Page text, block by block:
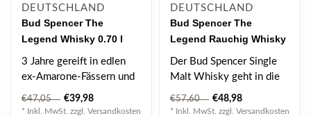
DEUTSCHLAND
Bud Spencer The
Legend Whisky 0.70 l
46% vol * (Etikett/Label
leicht beschädigt)
3 Jahre gereift in edlen
ex-Amarone-Fässern und
ex-Bourbon-Fässern.
100% reine..
€47,05 €39,98
* Inkl. MwSt. zzgl. Versandkosten
DEUTSCHLAND
Bud Spencer The
Legend Rauchig Whisky
0.70 l 49% vol *
(Etikett/Label leicht
Der Bud Spencer Single
Malt Whisky geht in die
zweite Runde. Für alle
harten Ju..
€57,60 €48,98
* Inkl. MwSt. zzgl. Versandkosten